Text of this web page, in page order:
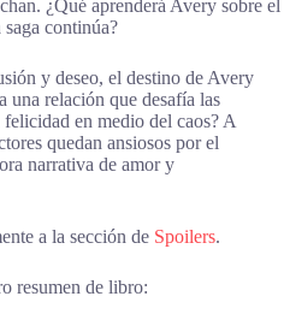
¿Qué aprenderá Avery sobre el
continúa?
y deseo, el destino de Avery
una relación que desafía las
en medio del caos? A
quedan ansiosos por el
narrativa de amor y
a la sección de Spoilers.
resumen de libro: